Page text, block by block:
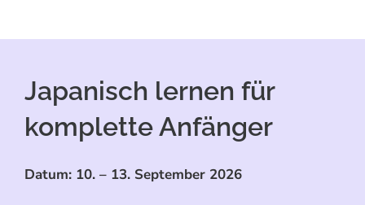
Japanisch lernen für
komplette Anfänger
Datum: 10. – 13. September 2026